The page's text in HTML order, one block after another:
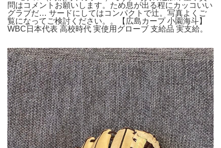
問はコメントお願いします。ため息が出る程にカッコいい
グラブだ… サードにしてはコンパクトで辻。写真よくご
覧になってご検討ください。。【広島カープ 小園海斗】
WBC日本代表 高校時代 実使用グローブ 支給品 実支給。